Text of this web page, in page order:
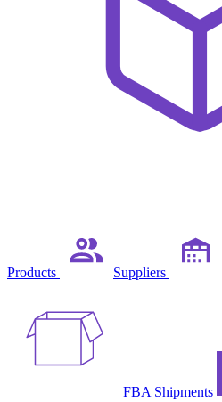
Products Suppliers
FBA Shipments